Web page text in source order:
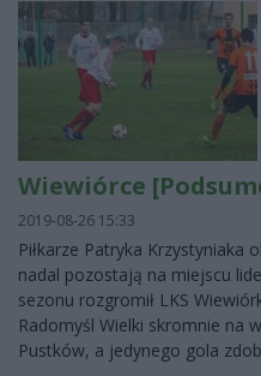
Wiewiórce
2019-08-26 15:33
Piłkarze Patryka Krzystyniaka
nadal pozostają na miejscu
sezonu rozgromił LKS
Radomyśl Wielki skromnie na
Pustków, a jedynego gola